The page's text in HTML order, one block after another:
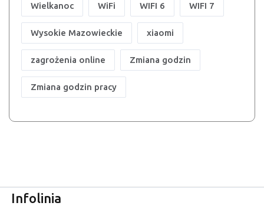
Wielkanoc WiFi WIFI 6 WIFI 7
Wysokie Mazowieckie xiaomi
zagrożenia online Zmiana godzin
Zmiana godzin pracy
Infolinia